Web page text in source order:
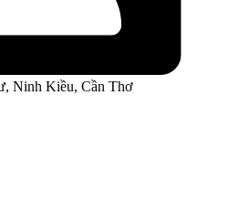
Ninh Kiều, Cần Thơ